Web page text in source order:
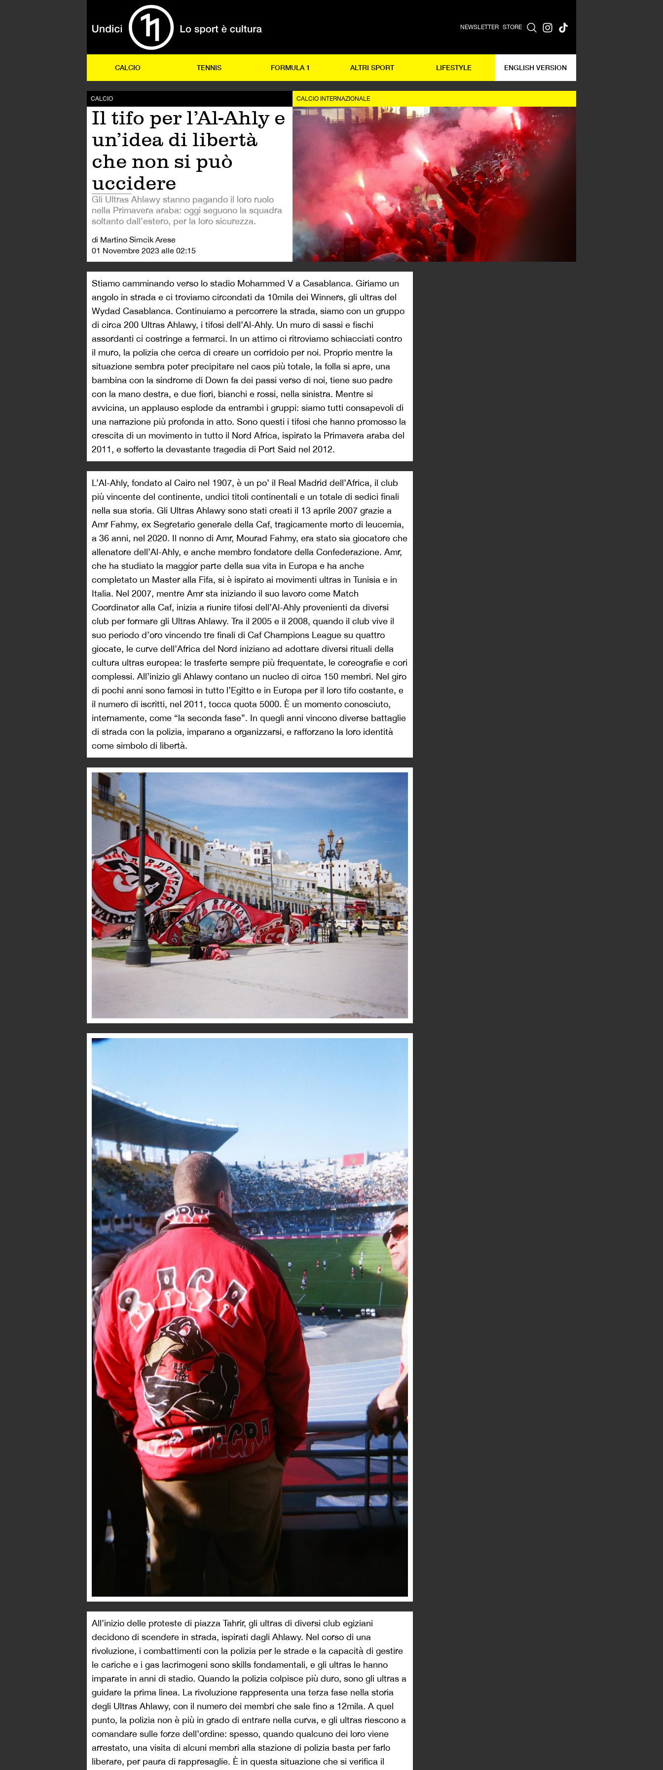
NEWSLETTER STORE
CALCIO TENNIS FORMULA 1 ALTRI SPORT LIFESTYLE ENGLISH VERSION
CALCIO
Il tifo per l’Al-Ahly e
un’idea di libertà
che non si può
uccidere
Gli Ultras Ahlawy stanno pagando il loro ruolo
nella Primavera araba: oggi seguono la squadra
soltanto dall’estero, per la loro sicurezza.
di Martino Simcik Arese
01 Novembre 2023 alle 02:15
CALCIO INTERNAZIONALE
Stiamo camminando verso lo stadio Mohammed V a Casablanca. Giriamo un
angolo in strada e ci troviamo circondati da 10mila dei Winners, gli ultras del
Wydad Casablanca. Continuiamo a percorrere la strada, siamo con un gruppo
di circa 200 Ultras Ahlawy, i tifosi dell’Al-Ahly. Un muro di sassi e fischi
assordanti ci costringe a fermarci. In un attimo ci ritroviamo schiacciati contro
il muro, la polizia che cerca di creare un corridoio per noi. Proprio mentre la
situazione sembra poter precipitare nel caos più totale, la folla si apre, una
bambina con la sindrome di Down fa dei passi verso di noi, tiene suo padre
con la mano destra, e due fiori, bianchi e rossi, nella sinistra. Mentre si
avvicina, un applauso esplode da entrambi i gruppi: siamo tutti consapevoli di
una narrazione più profonda in atto. Sono questi i tifosi che hanno promosso la
crescita di un movimento in tutto il Nord Africa, ispirato la Primavera araba del
2011, e sofferto la devastante tragedia di Port Said nel 2012.
L’Al-Ahly, fondato al Cairo nel 1907, è un po’ il Real Madrid dell’Africa, il club
più vincente del continente, undici titoli continentali e un totale di sedici finali
nella sua storia. Gli Ultras Ahlawy sono stati creati il 13 aprile 2007 grazie a
Amr Fahmy, ex Segretario generale della Caf, tragicamente morto di leucemia,
a 36 anni, nel 2020. Il nonno di Amr, Mourad Fahmy, era stato sia giocatore che
allenatore dell’Al-Ahly, e anche membro fondatore della Confederazione. Amr,
che ha studiato la maggior parte della sua vita in Europa e ha anche
completato un Master alla Fifa, si è ispirato ai movimenti ultras in Tunisia e in
Italia. Nel 2007, mentre Amr sta iniziando il suo lavoro come Match
Coordinator alla Caf, inizia a riunire tifosi dell’Al-Ahly provenienti da diversi
club per formare gli Ultras Ahlawy. Tra il 2005 e il 2008, quando il club vive il
suo periodo d’oro vincendo tre finali di Caf Champions League su quattro
giocate, le curve dell’Africa del Nord iniziano ad adottare diversi rituali della
cultura ultras europea: le trasferte sempre più frequentate, le coreografie e cori
complessi. All’inizio gli Ahlawy contano un nucleo di circa 150 membri. Nel giro
di pochi anni sono famosi in tutto l’Egitto e in Europa per il loro tifo costante, e
il numero di iscritti, nel 2011, tocca quota 5000. È un momento conosciuto,
internamente, come “la seconda fase”. In quegli anni vincono diverse battaglie
di strada con la polizia, imparano a organizzarsi, e rafforzano la loro identità
come simbolo di libertà.
All’inizio delle proteste di piazza Tahrir, gli ultras di diversi club egiziani
decidono di scendere in strada, ispirati dagli Ahlawy. Nel corso di una
rivoluzione, i combattimenti con la polizia per le strade e la capacità di gestire
le cariche e i gas lacrimogeni sono skills fondamentali, e gli ultras le hanno
imparate in anni di stadio. Quando la polizia colpisce più duro, sono gli ultras a
guidare la prima linea. La rivoluzione rappresenta una terza fase nella storia
degli Ultras Ahlawy, con il numero dei membri che sale fino a 12mila. A quel
punto, la polizia non è più in grado di entrare nella curva, e gli ultras riescono a
comandare sulle forze dell’ordine: spesso, quando qualcuno dei loro viene
arrestato, una visita di alcuni membri alla stazione di polizia basta per farlo
liberare, per paura di rappresaglie. È in questa situazione che si verifica il